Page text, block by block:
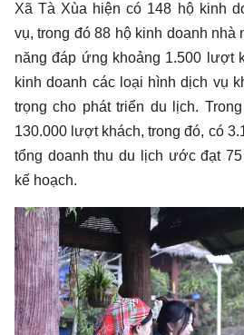
Xã Tà Xùa hiện có 148 hộ kinh
vụ, trong đó 88 hộ kinh doanh nhà
năng đáp ứng khoảng 1.500 lượt
kinh doanh các loại hình dịch vụ
trọng cho phát triển du lịch.
130.000 lượt khách, trong đó, có
tổng doanh thu du lịch ước đạt
kế hoạch.